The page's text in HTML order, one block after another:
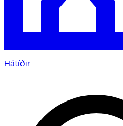
Hátíðir